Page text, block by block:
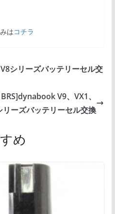
はコチラ
シリーズバッテリーセル交
V9、VX1、
リーズバッテリーセル交換
め